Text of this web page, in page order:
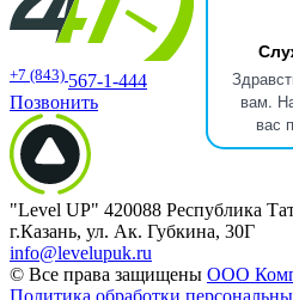
вам.
вас
+7 (843) 567-1-444
Позвонить
"Level UP" 420088 Республика
г.Казань, ул. Ак. Губкина, 30Г
info@levelupuk.ru
© Все права защищены ООО